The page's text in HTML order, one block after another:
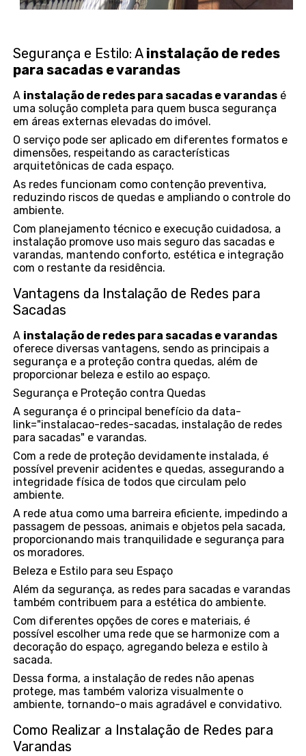
Segurança e Estilo: A instalação de redes
para sacadas e varandas
A instalação de redes para sacadas e varandas é
uma solução completa para quem busca segurança
em áreas externas elevadas do imóvel.
O serviço pode ser aplicado em diferentes formatos e
dimensões, respeitando as características
arquitetônicas de cada espaço.
As redes funcionam como contenção preventiva,
reduzindo riscos de quedas e ampliando o controle do
ambiente.
Com planejamento técnico e execução cuidadosa, a
instalação promove uso mais seguro das sacadas e
varandas, mantendo conforto, estética e integração
com o restante da residência.
Vantagens da Instalação de Redes para
Sacadas
A instalação de redes para sacadas e varandas
oferece diversas vantagens, sendo as principais a
segurança e a proteção contra quedas, além de
proporcionar beleza e estilo ao espaço.
Segurança e Proteção contra Quedas
A segurança é o principal benefício da data-
link="instalacao-redes-sacadas, instalação de redes
para sacadas" e varandas.
Com a rede de proteção devidamente instalada, é
possível prevenir acidentes e quedas, assegurando a
integridade física de todos que circulam pelo
ambiente.
A rede atua como uma barreira eficiente, impedindo a
passagem de pessoas, animais e objetos pela sacada,
proporcionando mais tranquilidade e segurança para
os moradores.
Beleza e Estilo para seu Espaço
Além da segurança, as redes para sacadas e varandas
também contribuem para a estética do ambiente.
Com diferentes opções de cores e materiais, é
possível escolher uma rede que se harmonize com a
decoração do espaço, agregando beleza e estilo à
sacada.
Dessa forma, a instalação de redes não apenas
protege, mas também valoriza visualmente o
ambiente, tornando-o mais agradável e convidativo.
Como Realizar a Instalação de Redes para
Varandas